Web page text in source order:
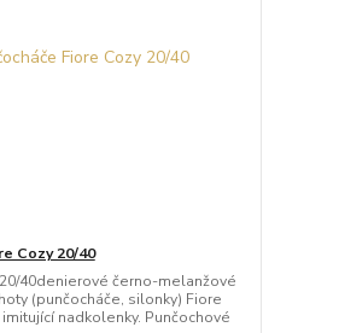
Cozy 20/40
40denierové černo-melanžové
(punčocháče, silonky) Fiore
nadkolenky. Punčochové